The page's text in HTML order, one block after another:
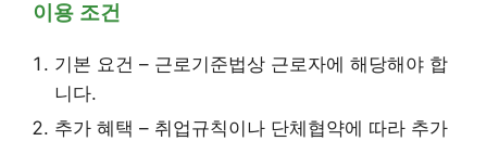
이용 조건
기본 요건 – 근로기준법상 근로자에 해당해야 합
니다.
추가 혜택 – 취업규칙이나 단체협약에 따라 추가